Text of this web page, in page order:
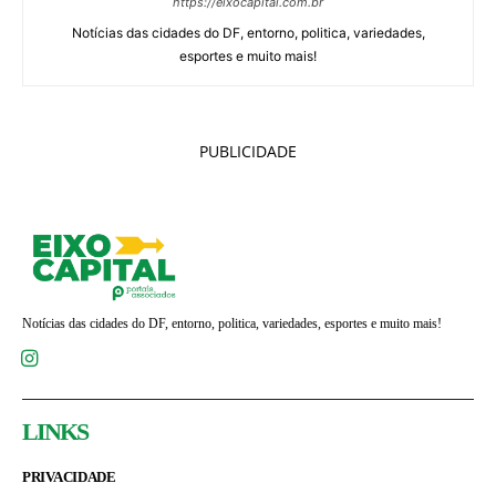
Notícias das cidades do DF, entorno, politica, variedades,
esportes e muito mais!
PUBLICIDADE
Notícias das cidades do DF, entorno, politica, variedades, esportes e muito mais!
LINKS
PRIVACIDADE